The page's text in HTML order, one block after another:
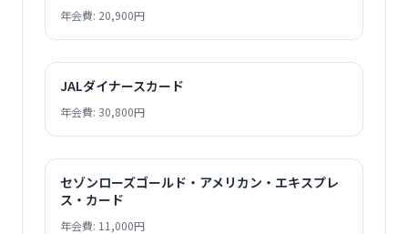
年会費: 20,900円
JALダイナースカード
年会費: 30,800円
セゾンローズゴールド・アメリカン・エキスプレ
ス・カード
年会費: 11,000円